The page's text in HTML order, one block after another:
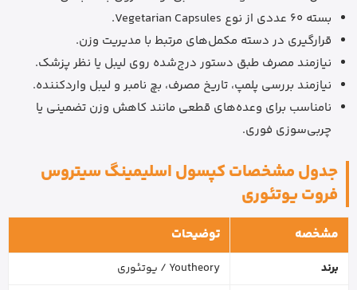
بسته 60 عددی از نوع Vegetarian Capsules.
قرارگیری در دسته مکمل‌های مرتبط با مدیریت وزن.
نیازمند مصرف طبق دستور درج‌شده روی لیبل یا نظر پزشک.
نیازمند بررسی پلمپ، تاریخ مصرف، بچ نامبر و لیبل واردکننده.
نامناسب برای وعده‌های قطعی مانند کاهش وزن تضمینی یا
چربی‌سوزی فوری.
جدول مشخصات کپسول اسلیمینگ سیتروس
فروت یوتئوری
مشخصه توضیحات
برند
Youtheory / یوتئوری